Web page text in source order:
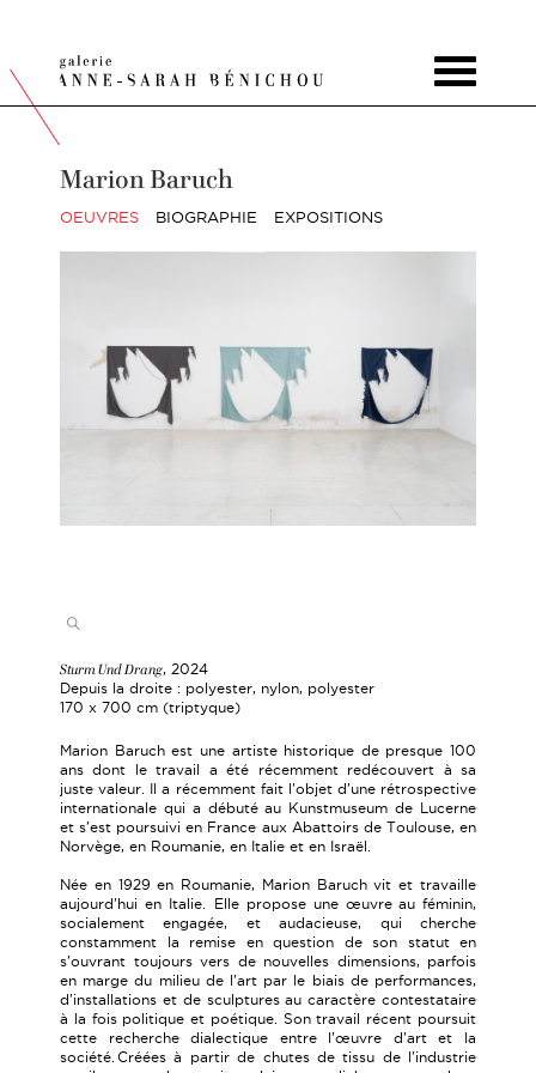
Toggle
Marion Baruch
OEUVRES BIOGRAPHIE EXPOSITIONS
Sturm Und Drang, 2024
Depuis la droite : polyester, nylon, polyester
170 x 700 cm (triptyque)
Marion Baruch est une artiste historique de presque 100
ans dont le travail a été récemment redécouvert à sa
juste valeur. Il a récemment fait l'objet d'une rétrospective
internationale qui a débuté au Kunstmuseum de Lucerne
et s'est poursuivi en France aux Abattoirs de Toulouse, en
Norvège, en Roumanie, en Italie et en Israël.
Née en 1929 en Roumanie, Marion Baruch vit et travaille
aujourd'hui en Italie. Elle propose une œuvre au féminin,
socialement engagée, et audacieuse, qui cherche
constamment la remise en question de son statut en
s'ouvrant toujours vers de nouvelles dimensions, parfois
en marge du milieu de l'art par le biais de performances,
d'installations et de sculptures au caractère contestataire
à la fois politique et poétique. Son travail récent poursuit
cette recherche dialectique entre l'œuvre d'art et la
société. Créées à partir de chutes de tissu de l'industrie